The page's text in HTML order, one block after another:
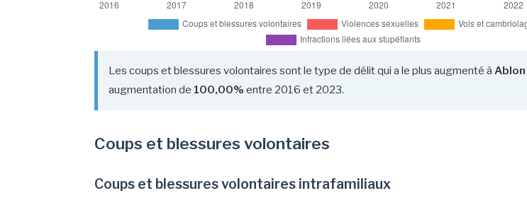
Les coups et blessures volontaires sont le type de délit qui a le plus augmenté à Ablon
augmentation de 100,00% entre 2016 et 2023.
Coups et blessures volontaires
Coups et blessures volontaires intrafamiliaux